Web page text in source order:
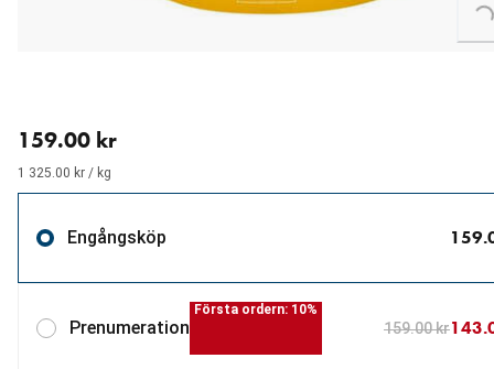
Loading...
159.00 kr
1 325.00 kr / kg
Engångsköp
Prenumeration
Första ordern: 10%
159.00 kr